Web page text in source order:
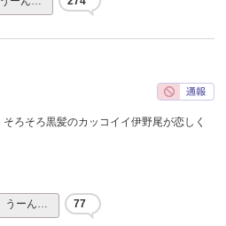
ろそろ黒髪のカッコイイ伊野尾が恋しく
うーん… 77